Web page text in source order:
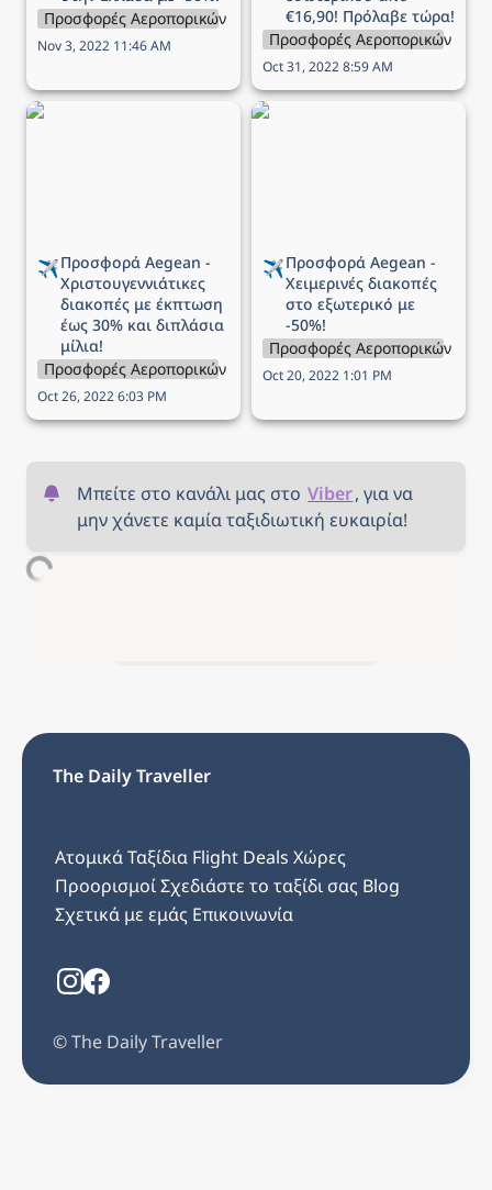
Προσφορές Αεροπορικών Εταιρειών
Nov 3, 2022 11:46 AM
€16,90! Πρόλαβε τώρα!
Προσφορές Αεροπορικών
Oct 31, 2022 8:59 AM
Προσφορά Aegean -
✈️
Χριστουγεννιάτικες
διακοπές με έκπτωση
έως 30% και διπλάσια
μίλια!
Προσφορές Αεροπορικών Εταιρειών
Oct 26, 2022 6:03 PM
Προσφορά Aegean -
✈️
Χειμερινές διακοπές
στο εξωτερικό με
-50%!
Προσφορές Αεροπορικών
Oct 20, 2022 1:01 PM
Μπείτε στο κανάλι μας στο Viber, για να
μην χάνετε καμία ταξιδιωτική ευκαιρία!
The Daily Traveller
Ατομικά Ταξίδια Flight Deals Χώρες
ΠροορισμοίΣχεδιάστε το ταξίδι σας Blog
Σχετικά με εμάς Επικοινωνία
©️ The Daily Traveller